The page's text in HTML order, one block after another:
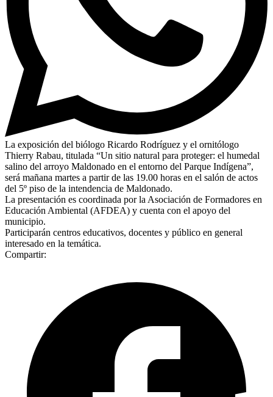
La exposición del biólogo Ricardo Rodríguez y el ornitólogo
Thierry Rabau, titulada “Un sitio natural para proteger: el humedal
salino del arroyo Maldonado en el entorno del Parque Indígena”,
será mañana martes a partir de las 19.00 horas en el salón de actos
del 5º piso de la intendencia de Maldonado.
La presentación es coordinada por la Asociación de Formadores en
Educación Ambiental (AFDEA) y cuenta con el apoyo del
municipio.
Participarán centros educativos, docentes y público en general
interesado en la temática.
Compartir: